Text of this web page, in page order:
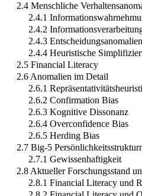
2.4 Menschliche
2.4.1
2.4.2
2.4.3 Entscheidungsanomalien
2.4.4 Heuristische
2.5 Financial Literacy
2.6 Anomalien im Detail
2.6.1
2.6.2 Confirmation Bias
2.6.3 Kognitive Dissonanz
2.6.4 Overconfidence Bias
2.6.5 Herding Bias
2.7 Big-5
2.7.1 Gewissenhaftigkeit
2.8 Aktueller Forschungsstand
2.8.1 Financial Literacy und